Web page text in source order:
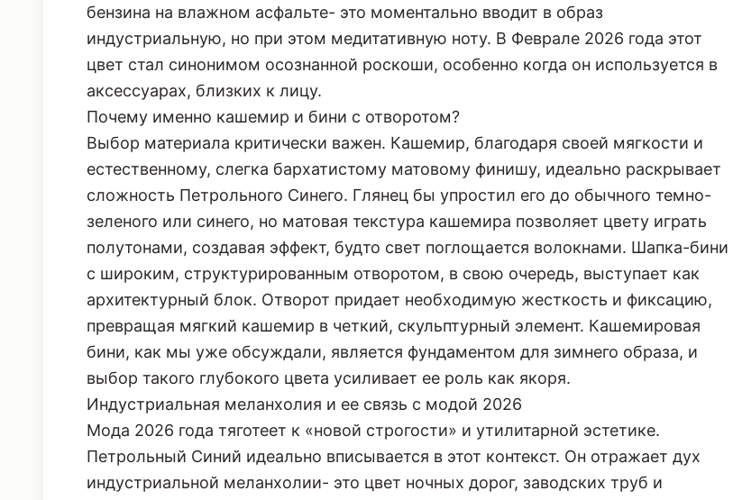
бензина на влажном асфальте- это моментально вводит в образ
индустриальную, но при этом медитативную ноту. В Феврале 2026 года этот
цвет стал синонимом осознанной роскоши, особенно когда он используется в
аксессуарах, близких к лицу.
Почему именно кашемир и бини с отворотом?
Выбор материала критически важен. Кашемир, благодаря своей мягкости и
естественному, слегка бархатистому матовому финишу, идеально раскрывает
сложность Петрольного Синего. Глянец бы упростил его до обычного темно-
зеленого или синего, но матовая текстура кашемира позволяет цвету играть
полутонами, создавая эффект, будто свет поглощается волокнами. Шапка-бини
с широким, структурированным отворотом, в свою очередь, выступает как
архитектурный блок. Отворот придает необходимую жесткость и фиксацию,
превращая мягкий кашемир в четкий, скульптурный элемент. Кашемировая
бини, как мы уже обсуждали, является фундаментом для зимнего образа, и
выбор такого глубокого цвета усиливает ее роль как якоря.
Индустриальная меланхолия и ее связь с модой 2026
Мода 2026 года тяготеет к «новой строгости» и утилитарной эстетике.
Петрольный Синий идеально вписывается в этот контекст. Он отражает дух
индустриальной меланхолии- это цвет ночных дорог, заводских труб и